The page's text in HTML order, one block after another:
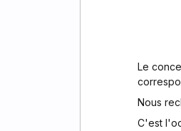
Le
Nous
C'est